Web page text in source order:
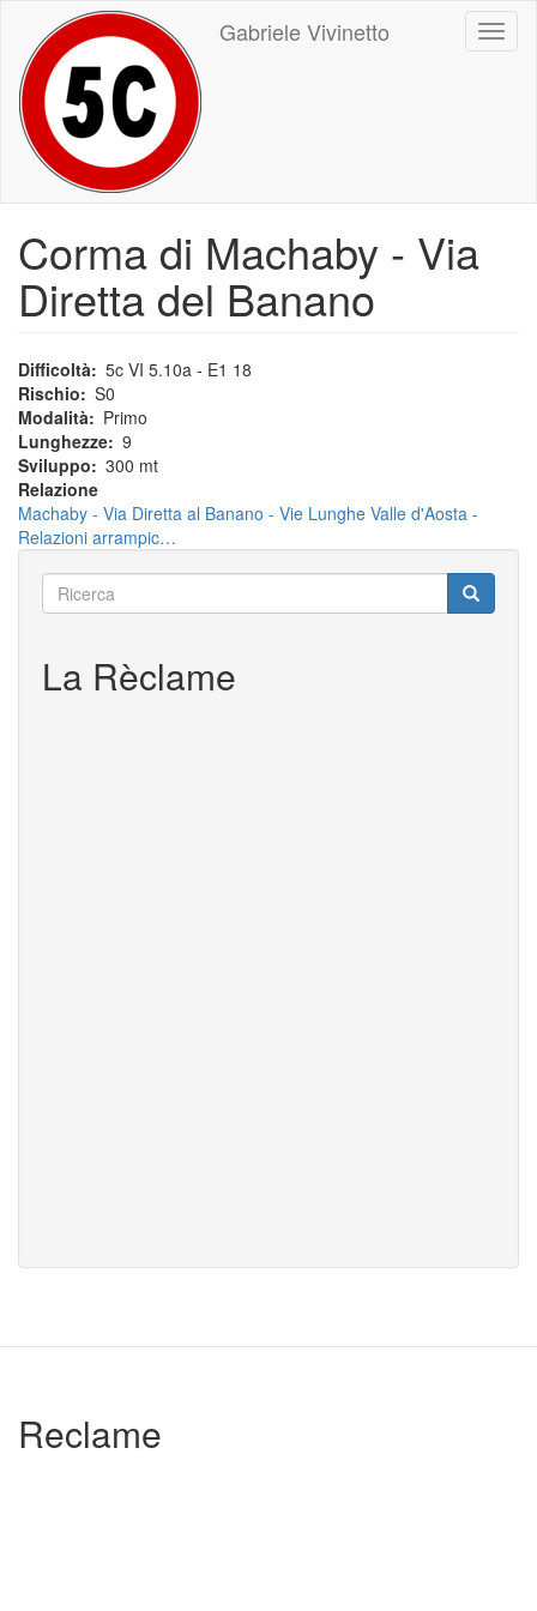
contenuto
principale
Gabriele Vivinetto
Corma di Machaby - Via
Diretta del Banano
Difficoltà 5c VI 5.10a - E1 18
Rischio
S0
Modalità
Primo
Lunghezze 9
Sviluppo
300 mt
Relazione
Machaby - Via Diretta al Banano - Vie Lunghe Valle d'Aosta -
Relazioni arrampic…
Ricerca
Ricerca Ricerca
La Rèclame
Reclame